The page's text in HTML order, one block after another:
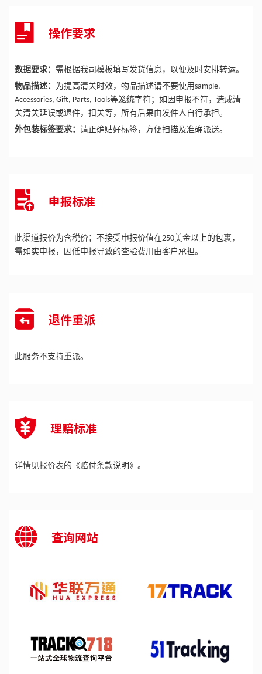
操作要求
数据要求： 需根据我司模板填写发货信息，以便及时安排转运。
物品描述： 为提高清关时效，物品描述请不要使用sample,
Accessories, Gift, Parts, Tools等笼统字符；如因申报不符，造成清
关清关延误或退件，扣关等，所有后果由发件人自行承担。
外包装标签要求： 请正确贴好标签，方便扫描及准确派送。
申报标准
此渠道报价为含税价；不接受申报价值在250美金以上的包裹，
需如实申报，因低申报导致的查验费用由客户承担。
退件重派
此服务不支持重派。
理赔标准
详情见报价表的《赔付条款说明》 。
查询网站